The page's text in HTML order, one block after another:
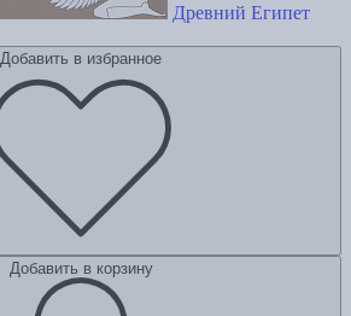
Древний Египет
Добавить в избранное
Добавить в корзину